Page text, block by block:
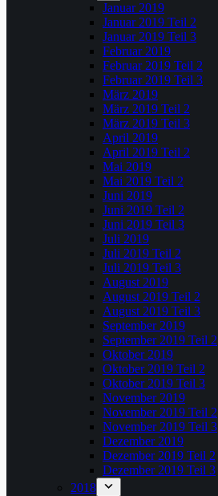
Januar 2019
Januar 2019 Teil 2
Januar 2019 Teil 3
Februar 2019
Februar 2019 Teil 2
Februar 2019 Teil 3
März 2019
März 2019 Teil 2
März 2019 Teil 3
April 2019
April 2019 Teil 2
Mai 2019
Mai 2019 Teil 2
Juni 2019
Juni 2019 Teil 2
Juni 2019 Teil 3
Juli 2019
Juli 2019 Teil 2
Juli 2019 Teil 3
August 2019
August 2019 Teil 2
August 2019 Teil 3
September 2019
September 2019 Teil 2
Oktober 2019
Oktober 2019 Teil 2
Oktober 2019 Teil 3
November 2019
November 2019 Teil 2
November 2019 Teil 3
Dezember 2019
Dezember 2019 Teil 2
Dezember 2019 Teil 3
2018